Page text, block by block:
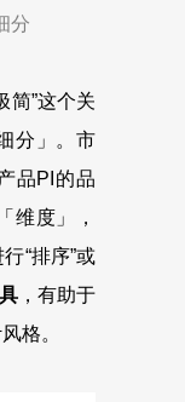
分
简”这个关
分」。市
品PI的品
维度」，
“排序”或
，有助于
格。